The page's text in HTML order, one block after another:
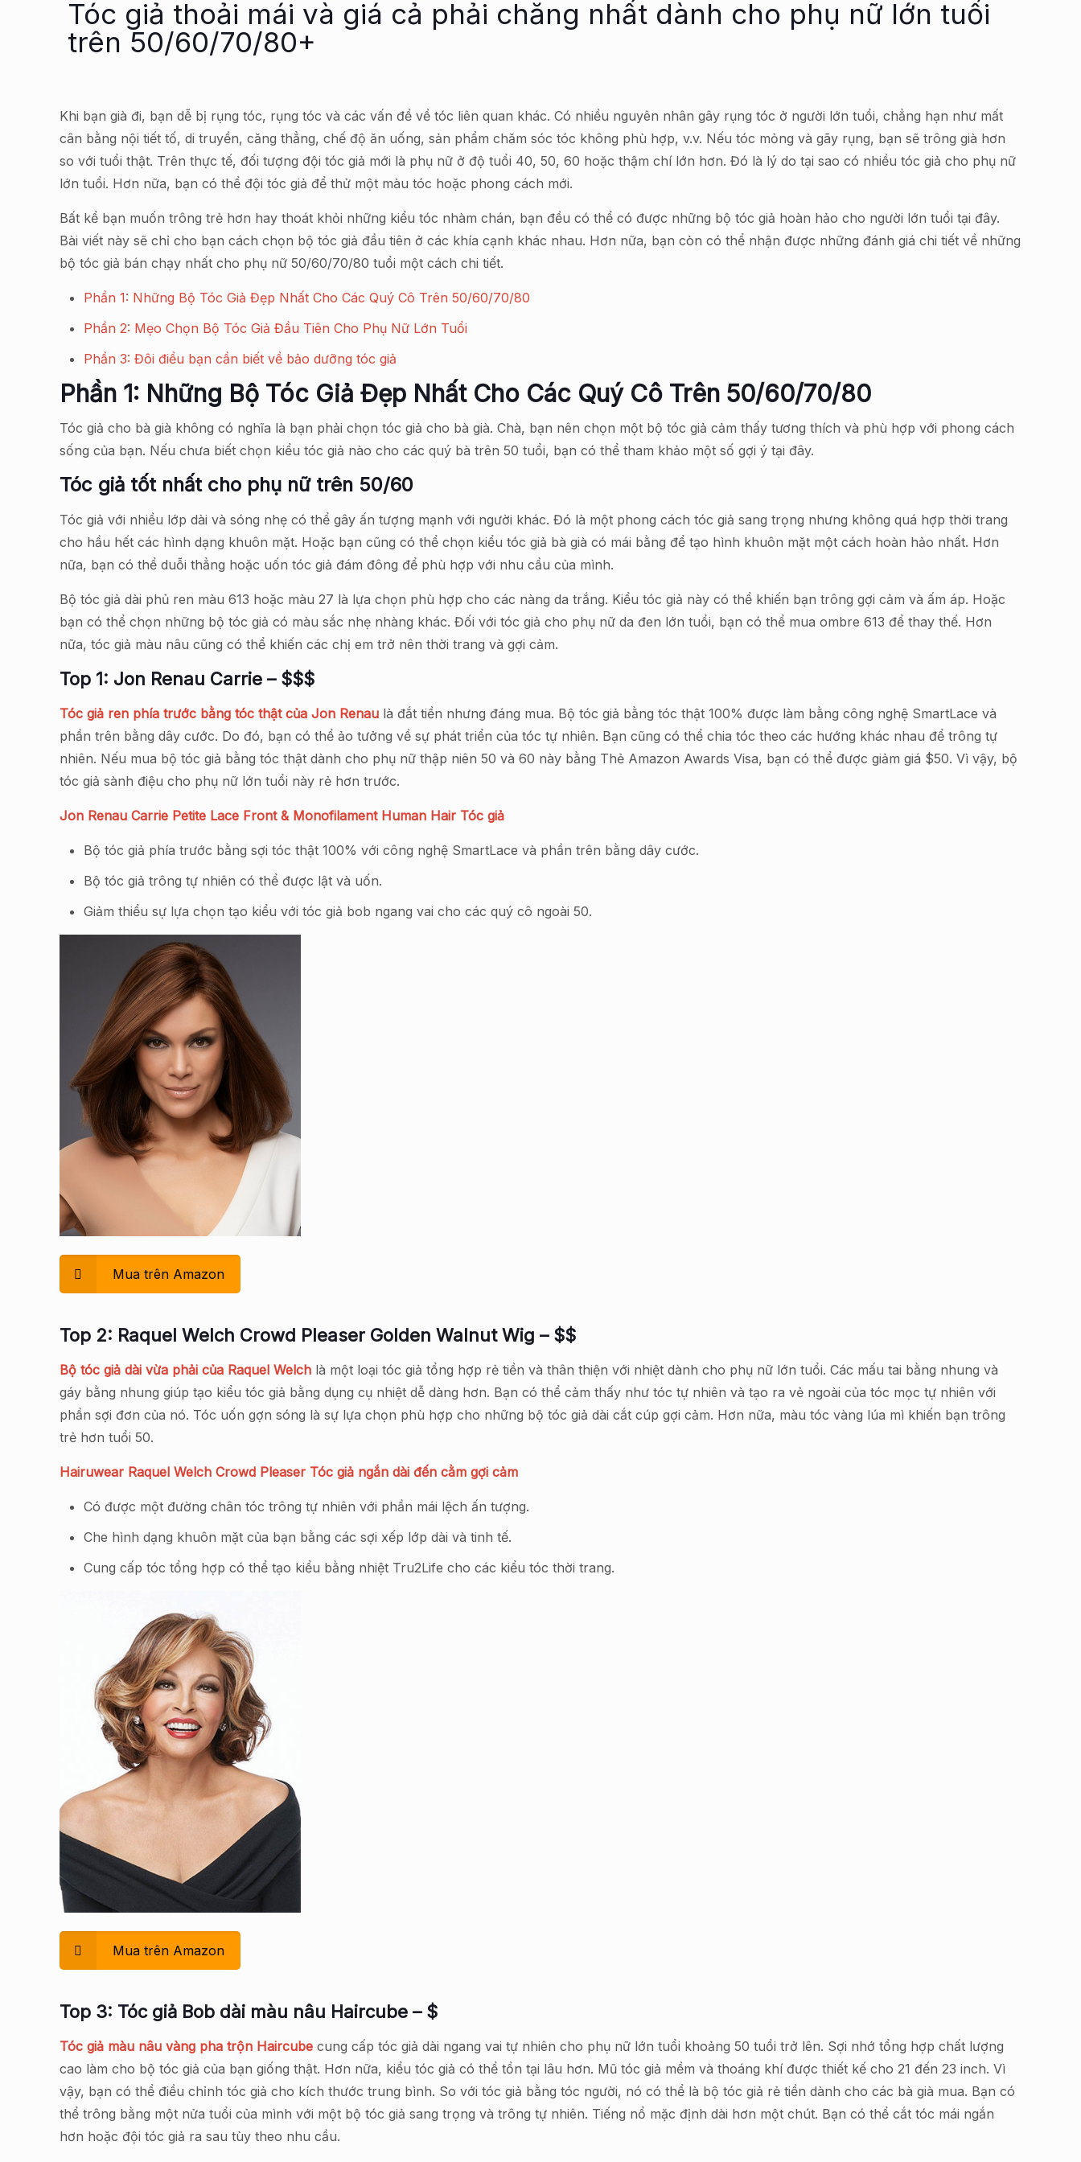
Tóc giả thoải mái và giá cả phải chăng nhất dành cho phụ nữ lớn tuổi
trên 50/60/70/80+
Khi bạn già đi, bạn dễ bị rụng tóc, rụng tóc và các vấn đề về tóc liên quan khác. Có nhiều nguyên nhân gây rụng tóc ở người lớn tuổi, chẳng hạn như mất
cân bằng nội tiết tố, di truyền, căng thẳng, chế độ ăn uống, sản phẩm chăm sóc tóc không phù hợp, v.v. Nếu tóc mỏng và gãy rụng, bạn sẽ trông già hơn
so với tuổi thật. Trên thực tế, đối tượng đội tóc giả mới là phụ nữ ở độ tuổi 40, 50, 60 hoặc thậm chí lớn hơn. Đó là lý do tại sao có nhiều tóc giả cho phụ nữ
lớn tuổi. Hơn nữa, bạn có thể đội tóc giả để thử một màu tóc hoặc phong cách mới.
Bất kể bạn muốn trông trẻ hơn hay thoát khỏi những kiểu tóc nhàm chán, bạn đều có thể có được những bộ tóc giả hoàn hảo cho người lớn tuổi tại đây.
Bài viết này sẽ chỉ cho bạn cách chọn bộ tóc giả đầu tiên ở các khía cạnh khác nhau. Hơn nữa, bạn còn có thể nhận được những đánh giá chi tiết về những
bộ tóc giả bán chạy nhất cho phụ nữ 50/60/70/80 tuổi một cách chi tiết.
Phần 1: Những Bộ Tóc Giả Đẹp Nhất Cho Các Quý Cô Trên 50/60/70/80
Phần 2: Mẹo Chọn Bộ Tóc Giả Đầu Tiên Cho Phụ Nữ Lớn Tuổi
Phần 3: Đôi điều bạn cần biết về bảo dưỡng tóc giả
Phần 1: Những Bộ Tóc Giả Đẹp Nhất Cho Các Quý Cô Trên 50/60/70/80
Tóc giả cho bà già không có nghĩa là bạn phải chọn tóc giả cho bà già. Chà, bạn nên chọn một bộ tóc giả cảm thấy tương thích và phù hợp với phong cách
sống của bạn. Nếu chưa biết chọn kiểu tóc giả nào cho các quý bà trên 50 tuổi, bạn có thể tham khảo một số gợi ý tại đây.
Tóc giả tốt nhất cho phụ nữ trên 50/60
Tóc giả với nhiều lớp dài và sóng nhẹ có thể gây ấn tượng mạnh với người khác. Đó là một phong cách tóc giả sang trọng nhưng không quá hợp thời trang
cho hầu hết các hình dạng khuôn mặt. Hoặc bạn cũng có thể chọn kiểu tóc giả bà già có mái bằng để tạo hình khuôn mặt một cách hoàn hảo nhất. Hơn
nữa, bạn có thể duỗi thẳng hoặc uốn tóc giả đám đông để phù hợp với nhu cầu của mình.
Bộ tóc giả dài phủ ren màu 613 hoặc màu 27 là lựa chọn phù hợp cho các nàng da trắng. Kiểu tóc giả này có thể khiến bạn trông gợi cảm và ấm áp. Hoặc
bạn có thể chọn những bộ tóc giả có màu sắc nhẹ nhàng khác. Đối với tóc giả cho phụ nữ da đen lớn tuổi, bạn có thể mua ombre 613 để thay thế. Hơn
nữa, tóc giả màu nâu cũng có thể khiến các chị em trở nên thời trang và gợi cảm.
Top 1: Jon Renau Carrie – $$$
Tóc giả ren phía trước bằng tóc thật của Jon Renau là đắt tiền nhưng đáng mua. Bộ tóc giả bằng tóc thật 100% được làm bằng công nghệ SmartLace và
phần trên bằng dây cước. Do đó, bạn có thể ảo tưởng về sự phát triển của tóc tự nhiên. Bạn cũng có thể chia tóc theo các hướng khác nhau để trông tự
nhiên. Nếu mua bộ tóc giả bằng tóc thật dành cho phụ nữ thập niên 50 và 60 này bằng Thẻ Amazon Awards Visa, bạn có thể được giảm giá $50. Vì vậy, bộ
tóc giả sành điệu cho phụ nữ lớn tuổi này rẻ hơn trước.
Jon Renau Carrie Petite Lace Front & Monofilament Human Hair Tóc giả
Bộ tóc giả phía trước bằng sợi tóc thật 100% với công nghệ SmartLace và phần trên bằng dây cước.
Bộ tóc giả trông tự nhiên có thể được lật và uốn.
Giảm thiểu sự lựa chọn tạo kiểu với tóc giả bob ngang vai cho các quý cô ngoài 50.
Mua trên Amazon
Top 2: Raquel Welch Crowd Pleaser Golden Walnut Wig – $$
Bộ tóc giả dài vừa phải của Raquel Welch là một loại tóc giả tổng hợp rẻ tiền và thân thiện với nhiệt dành cho phụ nữ lớn tuổi. Các mấu tai bằng nhung và
gáy bằng nhung giúp tạo kiểu tóc giả bằng dụng cụ nhiệt dễ dàng hơn. Bạn có thể cảm thấy như tóc tự nhiên và tạo ra vẻ ngoài của tóc mọc tự nhiên với
phần sợi đơn của nó. Tóc uốn gợn sóng là sự lựa chọn phù hợp cho những bộ tóc giả dài cắt cúp gợi cảm. Hơn nữa, màu tóc vàng lúa mì khiến bạn trông
trẻ hơn tuổi 50.
Hairuwear Raquel Welch Crowd Pleaser Tóc giả ngắn dài đến cằm gợi cảm
Có được một đường chân tóc trông tự nhiên với phần mái lệch ấn tượng.
Che hình dạng khuôn mặt của bạn bằng các sợi xếp lớp dài và tinh tế.
Cung cấp tóc tổng hợp có thể tạo kiểu bằng nhiệt Tru2Life cho các kiểu tóc thời trang.
Mua trên Amazon
Top 3: Tóc giả Bob dài màu nâu Haircube – $
Tóc giả màu nâu vàng pha trộn Haircube cung cấp tóc giả dài ngang vai tự nhiên cho phụ nữ lớn tuổi khoảng 50 tuổi trở lên. Sợi nhớ tổng hợp chất lượng
cao làm cho bộ tóc giả của bạn giống thật. Hơn nữa, kiểu tóc giả có thể tồn tại lâu hơn. Mũ tóc giả mềm và thoáng khí được thiết kế cho 21 đến 23 inch. Vì
vậy, bạn có thể điều chỉnh tóc giả cho kích thước trung bình. So với tóc giả bằng tóc người, nó có thể là bộ tóc giả rẻ tiền dành cho các bà già mua. Bạn có
thể trông bằng một nửa tuổi của mình với một bộ tóc giả sang trọng và trông tự nhiên. Tiếng nổ mặc định dài hơn một chút. Bạn có thể cắt tóc mái ngắn
hơn hoặc đội tóc giả ra sau tùy theo nhu cầu.